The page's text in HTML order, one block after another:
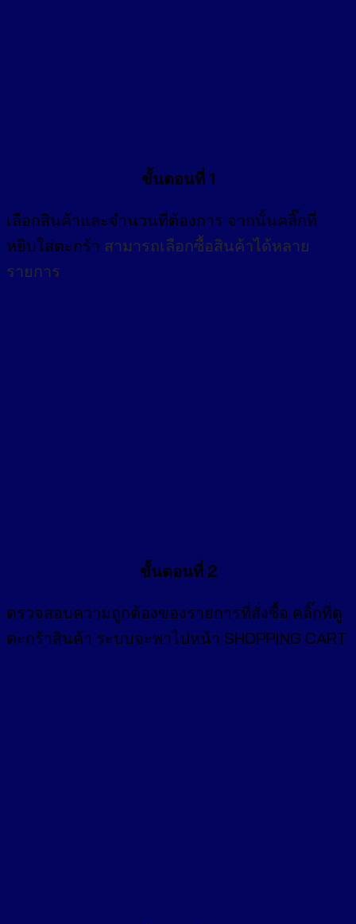
ขั้นตอนที่ 1
เลือกสินค้าและจำนวนที่ต้องการ จากนั้นคลิ๊กที่
หยิบใส่ตะกร้า สามารถเลือกซื้อสินค้าได้หลาย
รายการ
ขั้นตอนที่ 2
ตรวจสอบความถูกต้องของรายการที่สั่งซื้อ คลิ๊กที่ดู
ตะกร้าสินค้า ระบบจะพาไปหน้า SHOPPING CART